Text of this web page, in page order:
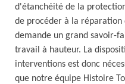
d'étanchéité de la
de procéder à la réparation
demande un grand savoir-
travail à hauteur. La
interventions est donc
que notre équipe Histoire